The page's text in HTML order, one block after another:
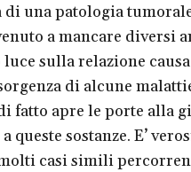
di una patologia
a mancare diversi
sulla relazione
di alcune
fatto apre le porte alla
queste sostanze. E’
casi simili